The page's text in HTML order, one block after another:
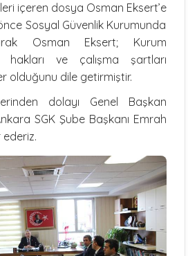
içeren dosya Osman Eksert’e
Sosyal Güvenlik Kurumunda
Osman Eksert; Kurum
hakları ve çalışma şartları
olduğunu dile getirmiştir.
dolayı Genel Başkan
SGK Şube Başkanı Emrah